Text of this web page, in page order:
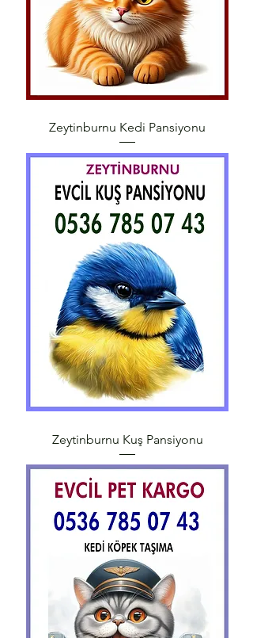
Zeytinburnu Kedi Pansiyonu
Zeytinburnu Kuş Pansiyonu